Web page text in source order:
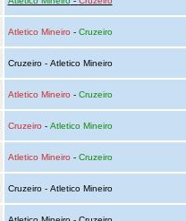
Atletico Mineiro - Cruzeiro
Cruzeiro - Atletico Mineiro
Atletico Mineiro - Cruzeiro
Cruzeiro - Atletico Mineiro
Atletico Mineiro - Cruzeiro
Cruzeiro - Atletico Mineiro